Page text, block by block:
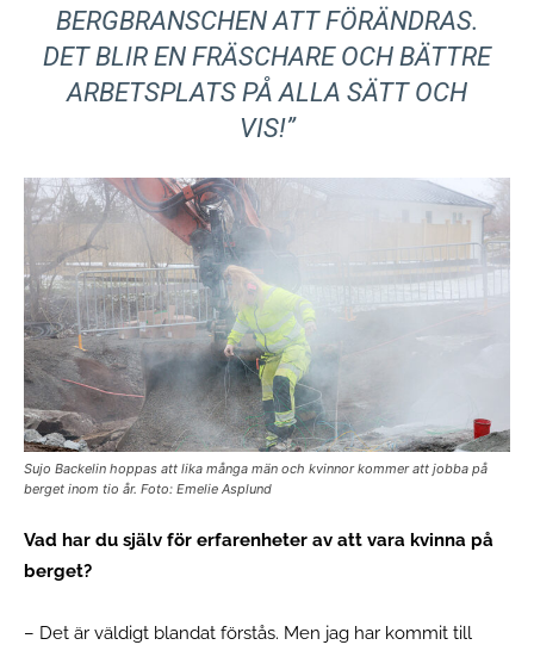
BERGBRANSCHEN ATT FÖRÄNDRAS.
DET BLIR EN FRÄSCHARE OCH BÄTTRE
ARBETSPLATS PÅ ALLA SÄTT OCH
VIS!”
Sujo Backelin hoppas att lika många män och kvinnor kommer att jobba på
berget inom tio år. Foto: Emelie Asplund
Vad har du själv för erfarenheter av att vara kvinna på
berget?
– Det är väldigt blandat förstås. Men jag har kommit till